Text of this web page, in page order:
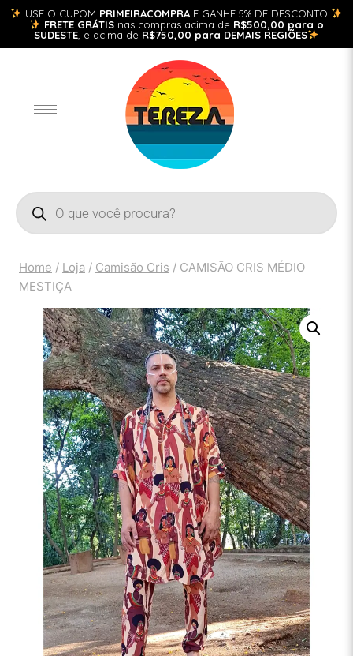
USE O CUPOM PRIMEIRACOMPRA E GANHE 5% DE DESCONTO
FRETE GRÁTISnas compras acima de R$500,00 para o
SUDESTE , e acima de R$750,00 para DEMAIS REGIÕES
Home / Loja / Camisão Cris / CAMISÃO CRIS MÉDIO
MESTIÇA